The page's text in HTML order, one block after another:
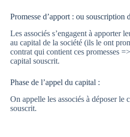
Promesse d’apport : ou souscription
Les associés s’engagent à apporter
au capital de la société (ils le ont
contrat qui contient ces promesses
capital souscrit.
Phase de l’appel du capital :
On appelle les associés à déposer le
souscrit.